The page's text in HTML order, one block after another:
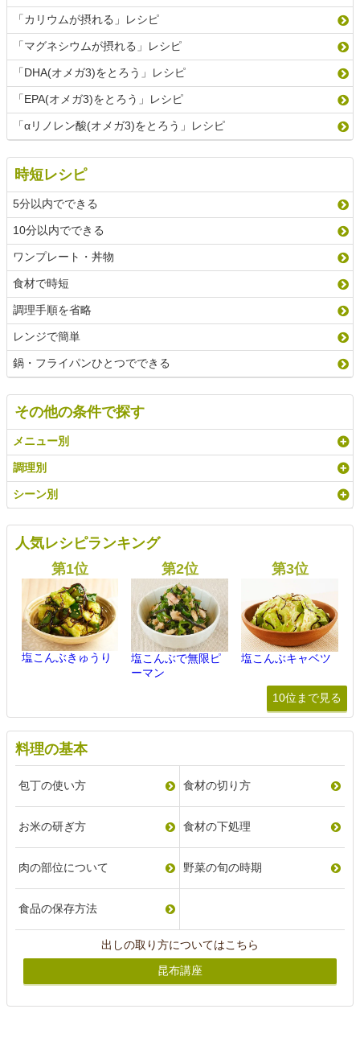
「カリウムが摂れる」レシピ
「マグネシウムが摂れる」レシピ
「DHA(オメガ3)をとろう」レシピ
「EPA(オメガ3)をとろう」レシピ
「αリノレン酸(オメガ3)をとろう」レシピ
時短レシピ
5分以内でできる
10分以内でできる
ワンプレート・丼物
食材で時短
調理手順を省略
レンジで簡単
鍋・フライパンひとつでできる
その他の条件で探す
メニュー別
調理別
シーン別
人気レシピランキング
塩こんぶきゅうり
塩こんぶで無限ピ
ーマン
塩こんぶキャベツ
10位まで見る
料理の基本
包丁の使い方 食材の切り方
お米の研ぎ方 食材の下処理
肉の部位について 野菜の旬の時期
食品の保存方法
出しの取り方についてはこちら
昆布講座